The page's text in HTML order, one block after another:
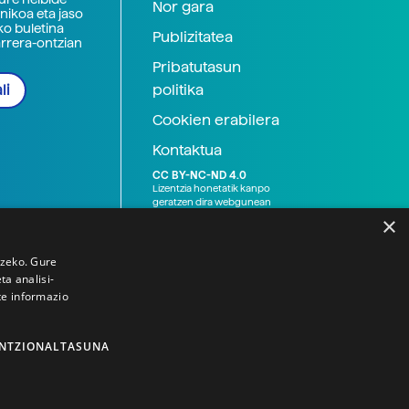
eta jaso
buletina
ontzian
Nor gara
Publizitatea
Pribatutasun
politika
Cookien erabilera
Kontaktua
CC BY-NC-ND 4.0
Lizentzia honetatik kanpo
geratzen dira webgunean
×
Gure
analisi-
informazio